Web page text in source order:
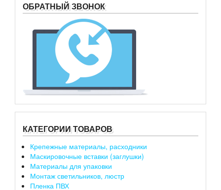
ОБРАТНЫЙ ЗВОНОК
КАТЕГОРИИ ТОВАРОВ
Крепежные материалы, расходники
Маскировочные вставки (заглушки)
Материалы для упаковки
Монтаж светильников, люстр
Пленка ПВХ